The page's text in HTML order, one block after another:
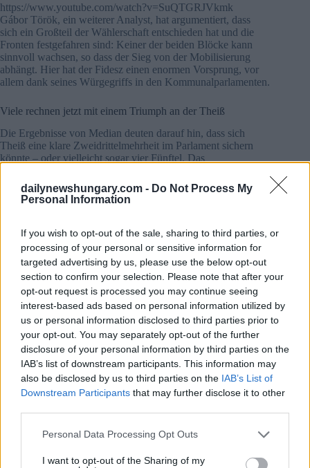
dailynewshungary.com - Do Not Process My
Personal Information
If you wish to opt-out of the sale, sharing to third parties, or
processing of your personal or sensitive information for
targeted advertising by us, please use the below opt-out
section to confirm your selection. Please note that after your
opt-out request is processed you may continue seeing
interest-based ads based on personal information utilized by
us or personal information disclosed to third parties prior to
your opt-out. You may separately opt-out of the further
disclosure of your personal information by third parties on the
IAB’s list of downstream participants. This information may
also be disclosed by us to third parties on the IAB’s List of
Downstream Participants that may further disclose it to other
Please note that this website/app uses one or more Google
not limited to your visit or usage behaviour. You may click to
Personal Data Processing Opt Outs
I want to opt-out of the Sharing of my
https://www.youtube.com/watch?v=SuQTGRJVkmk
Gábor Török, ein weiterer Analyst, hat argumentiert, dass
sich ein Großteil der Wählerschaft entschieden hat und die
Fronten festgefahren sind: Keiner der beiden Blöcke kann
sinnvoll wachsen, so dass der Sieg von der Mobilisierung
abhängt. Hier hat der Fidesz einen enormen Vorsprung, vor
allem dank seines Würgegriffs in den Kommunalparlamenten.
Viele rechnen jetzt mit einem Triumph an der Theiß
Die Ergebnisse von Median deuten darauf hin, dass sich
Theiß eine klare Zweidrittelmehrheit im Parlament sichern
könnte – oder vielleicht sogar vier Fünftel. Das
Parteien-Legislatur und schließt damit die Chancen von Mi
Hazánk auf einen Einzug ins Parlament aus.
Wahlberechtigten sagen, dass sie zur Wahl gehen würden.
Die Fidesz-Anhänger scheinen weniger engagiert zu sein als
die Theiß-Anhänger, was möglicherweise ein entscheidender
Faktor sein könnte. In der wahlberechtigten Bevölkerung
erwarten 47 Prozent einen Sieg von Péter Magyar gegenüber
35 Prozent für Viktor Orbán – eine deutliche Verschiebung
zugunsten von Tisza im Vergleich zu den letzten zwei
Monaten, als im Januar mehr einen Sieg der Fidesz
voraussahen. Inzwischen wünschen sich 56 Prozent der
Ungarn einen Regierungswechsel, während nur etwas mehr
als ein Drittel für eine Fortsetzung der Amtszeit Orbáns ist.